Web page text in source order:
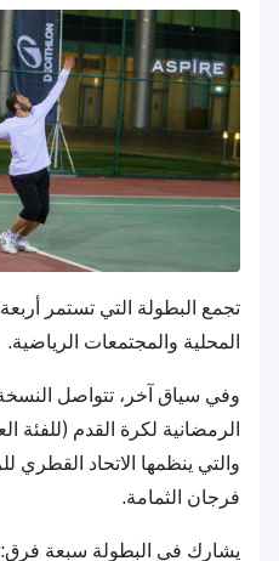
تجمع البطولة التي تستمر
المحلية والمجتمعات الرياضية.
وفي سياق آخر، تتواصل النسخة
والتي ينظمها الاتحاد القطري
فرجان الثمامة.
يشارك في البطولة سبعة فرق: